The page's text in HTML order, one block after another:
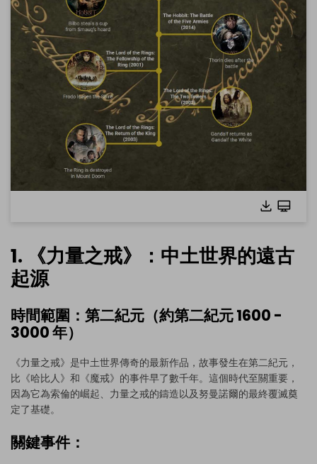
1. 《力量之戒》：中土世界的遠古
起源
時間範圍：第二紀元（約第二紀元 1600 -
3000 年）
《力量之戒》是中土世界傳奇的最新作品，故事發生在第二紀元，
比《哈比人》和《魔戒》的事件早了數千年。這個時代至關重要，
因為它為索倫的崛起、力量之戒的鑄造以及努曼諾爾的最終覆滅奠
定了基礎。
關鍵事件：